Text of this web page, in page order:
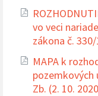
pdf
vo veci
zákona č.
MAPA k
pozemkových
Zb. (2. 10.